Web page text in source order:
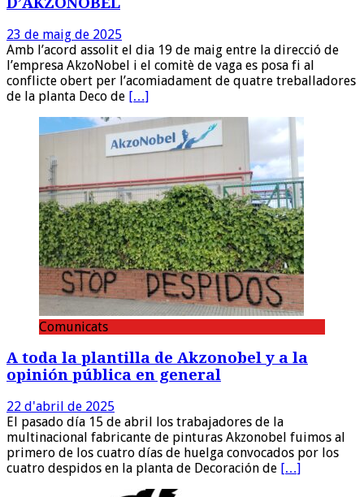
23 de maig de 2025
Amb l’acord assolit el dia 19 de maig entre la direcció de
l’empresa AkzoNobel i el comitè de vaga es posa fi al
conflicte obert per l’acomiadament de quatre treballadores
de la planta Deco de […]
Comunicats
A toda la plantilla de Akzonobel y a la
opinión pública en general
22 d'abril de 2025
El pasado día 15 de abril los trabajadores de la
multinacional fabricante de pinturas Akzonobel fuimos al
primero de los cuatro días de huelga convocados por los
cuatro despidos en la planta de Decoración de […]